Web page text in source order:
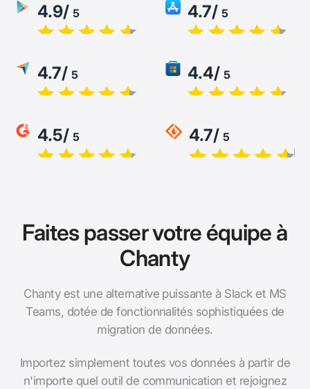
4.9/ 5 4.7/ 5
4.7/ 5 4.4/ 5
4.5/ 5 4.7/ 5
Faites passer votre équipe à
Chanty
Chanty est une alternative puissante à Slack et MS
Teams, dotée de fonctionnalités sophistiquées de
migration de données.
Importez simplement toutes vos données à partir de
n'importe quel outil de communication et rejoignez